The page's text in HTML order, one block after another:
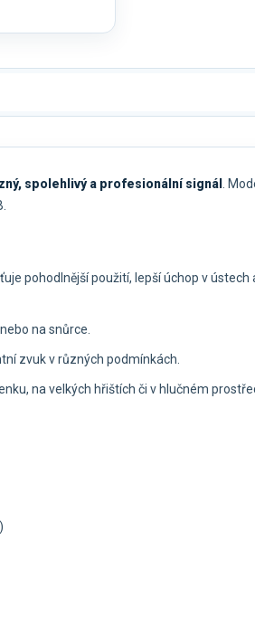
spolehlivý a profesionální signál .
pohodlnější použití, lepší úchop v
na snůrce.
zvuk v různých podmínkách.
na velkých hřištích či v hlučném